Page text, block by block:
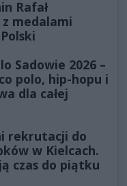
Rafał
medalami
Sadowie 2026 –
polo, hip-hopu i
dla całej
rekrutacji do
w Kielcach.
czas do piątku